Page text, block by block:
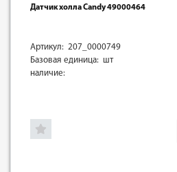
Датчик холла Candy 49000464
Артикул: 207_0000749
Базовая единица: шт
наличие: